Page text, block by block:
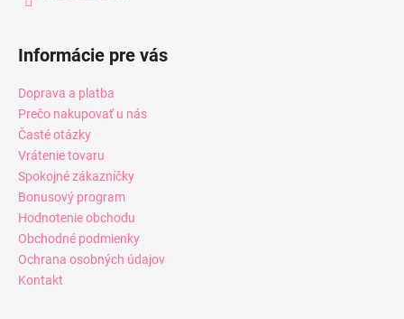
Informácie pre vás
Doprava a platba
Prečo nakupovať u nás
Časté otázky
Vrátenie tovaru
Spokojné zákazníčky
Bonusový program
Hodnotenie obchodu
Obchodné podmienky
Ochrana osobných údajov
Kontakt